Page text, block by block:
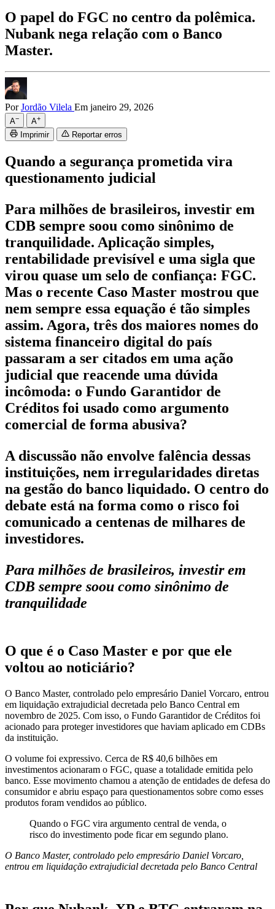
O papel do FGC no centro da polêmica.
Nubank nega relação com o Banco
Master.
PorJordão Vilela Em janeiro 29, 2026
A− A+
Imprimir Reportar erros
Quando a segurança prometida vira
questionamento judicial
Para milhões de brasileiros, investir em
CDB sempre soou como sinônimo de
tranquilidade. Aplicação simples,
rentabilidade previsível e uma sigla que
virou quase um selo de confiança: FGC.
Mas o recente Caso Master mostrou que
nem sempre essa equação é tão simples
assim. Agora, três dos maiores nomes do
sistema financeiro digital do país
passaram a ser citados em uma ação
judicial que reacende uma dúvida
incômoda: o Fundo Garantidor de
Créditos foi usado como argumento
comercial de forma abusiva?
A discussão não envolve falência dessas
instituições, nem irregularidades diretas
na gestão do banco liquidado. O centro do
debate está na forma como o risco foi
comunicado a centenas de milhares de
investidores.
Para milhões de brasileiros, investir em
CDB sempre soou como sinônimo de
tranquilidade
O que é o Caso Master e por que ele
voltou ao noticiário?
O Banco Master, controlado pelo empresário Daniel Vorcaro, entrou
em liquidação extrajudicial decretada pelo Banco Central em
novembro de 2025. Com isso, o Fundo Garantidor de Créditos foi
acionado para proteger investidores que haviam aplicado em CDBs
da instituição.
O volume foi expressivo. Cerca de R$ 40,6 bilhões em
investimentos acionaram o FGC, quase a totalidade emitida pelo
banco. Esse movimento chamou a atenção de entidades de defesa do
consumidor e abriu espaço para questionamentos sobre como esses
produtos foram vendidos ao público.
Quando o FGC vira argumento central de venda, o
risco do investimento pode ficar em segundo plano.
O Banco Master, controlado pelo empresário Daniel Vorcaro,
entrou em liquidação extrajudicial decretada pelo Banco Central